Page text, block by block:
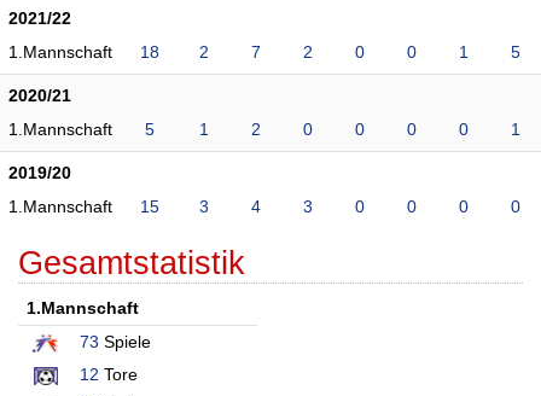
2021/22
1.Mannschaft
18 2 7 2 0 0 1 5
2020/21
1.Mannschaft
5 1 2 0 0 0 0 1
2019/20
1.Mannschaft
15 3 4 3 0 0 0 0
Gesamtstatistik
1.Mannschaft
73 Spiele
12 Tore